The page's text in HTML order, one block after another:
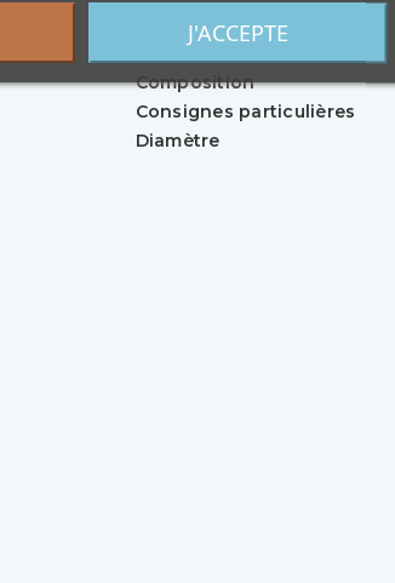
Référence
Composition
Consignes particulières
Diamètre
J'ACCEPTE